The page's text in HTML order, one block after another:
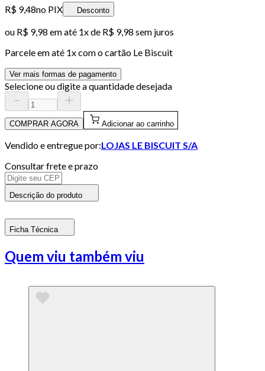
R$ 9,48no PIX Desconto
ou R$ 9,98 em até 1x de R$ 9,98 sem juros
Parcele em até 1x com o cartão Le Biscuit
Ver mais formas de pagamento
Selecione ou digite a quantidade desejada
COMPRAR AGORA Adicionar ao carrinho
Vendido e entregue por:LOJAS LE BISCUIT S/A
Consultar frete e prazo
Descrição do produto
Ficha Técnica
Quem viu também viu